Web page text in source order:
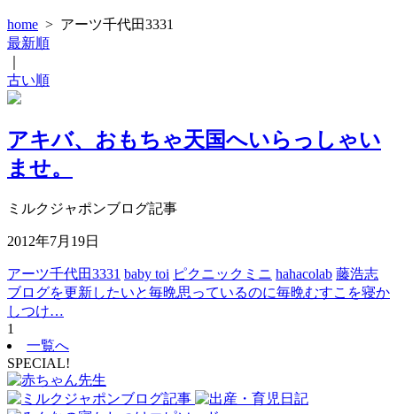
home > アーツ千代田3331
最新順
古い順
アキバ、おもちゃ天国へいらっしゃい
ませ。
ミルクジャポンブログ記事
2012年7月19日
アーツ千代田3331 baby toi ピクニックミニ hahacolab 藤浩志
ブログを更新したいと毎晩思っているのに毎晩むすこを寝か
しつけ…
1
一覧へ
SPECIAL!